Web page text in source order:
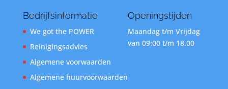
Bedrijfsinformatie
We got the POWER
Reinigingsadvies
Algemene voorwaarden
Algemene huurvoorwaarden
Openingstijden
Maandag t/m Vrijdag
van 09:00 t/m 18.00